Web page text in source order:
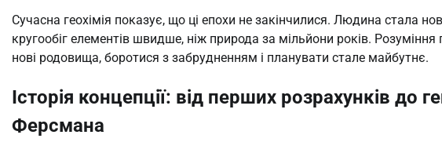
Сучасна геохімія показує, що ці епохи не закінчилися. Людина стала
кругообіг елементів швидше, ніж природа за мільйони років.
нові родовища, боротися з забрудненням і планувати стале майбутнє.
Історія концепції: від перших розрахунків до
Ферсмана